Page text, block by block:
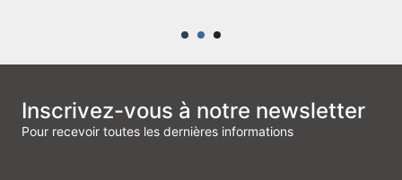
Inscrivez-vous à notre newsletter
Pour recevoir toutes les dernières informations